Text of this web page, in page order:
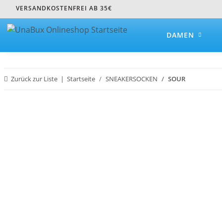
VERSANDKOSTENFREI AB 35€
DAMEN
Zurück zur Liste Startseite SNEAKERSOCKEN SOUR